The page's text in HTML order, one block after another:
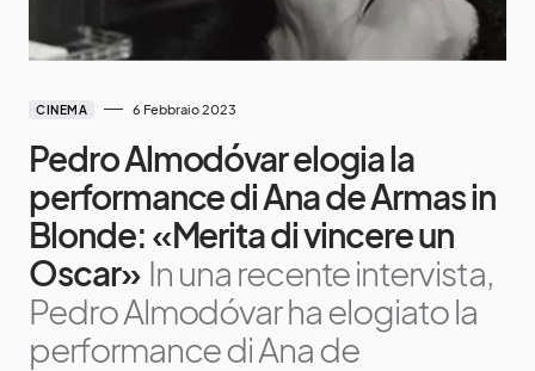
CINEMA 6 Febbraio 2023
Pedro Almodóvar elogia la
performance di Ana de Armas in
Blonde: «Merita di vincere un
Oscar» In una recente intervista,
Pedro Almodóvar ha elogiato la
performance di Ana de